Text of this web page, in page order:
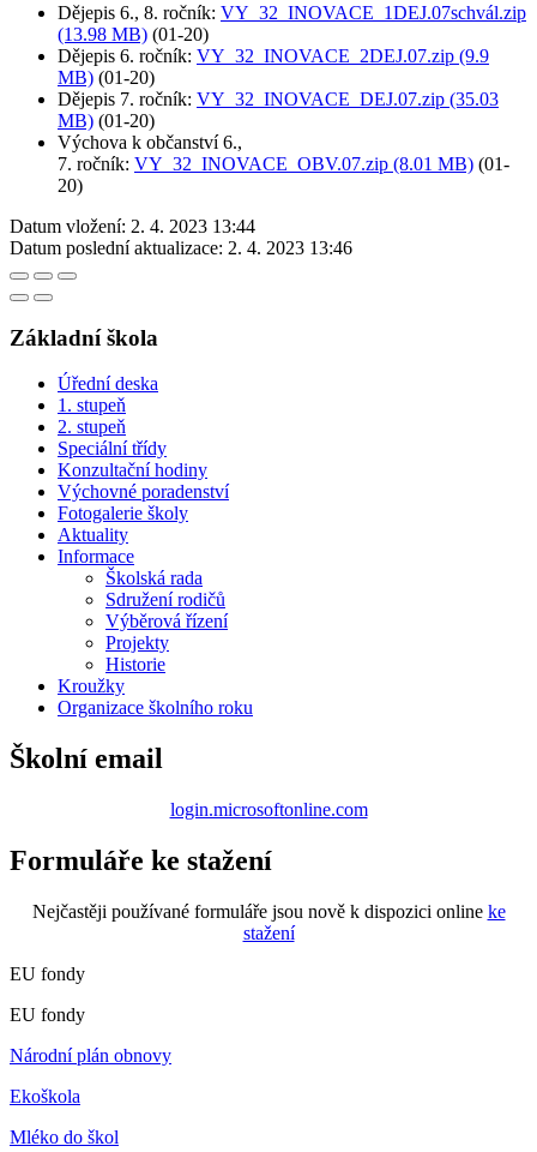
Dějepis 6., 8. ročník: VY_32_INOVACE_1DEJ.07schvál.zip
(13.98 MB) (01-20)
Dějepis 6. ročník: VY_32_INOVACE_2DEJ.07.zip (9.9
MB) (01-20)
Dějepis 7. ročník: VY_32_INOVACE_DEJ.07.zip (35.03
MB) (01-20)
Výchova k občanství 6.,
7. ročník: VY_32_INOVACE_OBV.07.zip (8.01 MB) (01-
20)
Datum vložení: 2. 4. 2023 13:44
Datum poslední aktualizace: 2. 4. 2023 13:46
Základní škola
Úřední deska
1. stupeň
2. stupeň
Speciální třídy
Konzultační hodiny
Výchovné poradenství
Fotogalerie školy
Aktuality
Informace
Školská rada
Sdružení rodičů
Výběrová řízení
Projekty
Historie
Kroužky
Organizace školního roku
Školní email
login.microsoftonline.com
Formuláře ke stažení
Nejčastěji používané formuláře jsou nově k dispozici online ke
stažení
EU fondy
EU fondy
Národní plán obnovy
Ekoškola
Mléko do škol